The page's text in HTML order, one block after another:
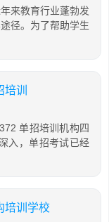
来教育行业蓬勃发
径。为了帮助学生
训
单招培训机构四
入，单招考试已经
培训学校